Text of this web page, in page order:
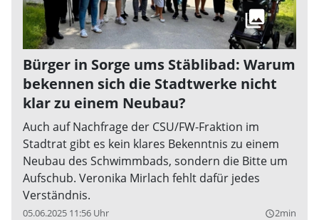
Bürger in Sorge ums Stäblibad: Warum
bekennen sich die Stadtwerke nicht
klar zu einem Neubau?
Auch auf Nachfrage der CSU/FW-Fraktion im
Stadtrat gibt es kein klares Bekenntnis zu einem
Neubau des Schwimmbads, sondern die Bitte um
Aufschub. Veronika Mirlach fehlt dafür jedes
Verständnis.
05.06.2025 11:56 Uhr query_builder2min